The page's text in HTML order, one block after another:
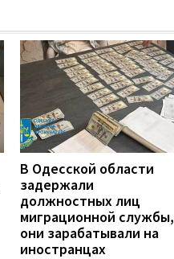
В Одесской области
задержали
должностных лиц
миграционной службы,
они зарабатывали на
иностранцах